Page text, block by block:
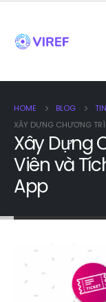
HOME BLOG
XÂY DỰNG CHƯƠNG
Xây Dựng
Viên và
App